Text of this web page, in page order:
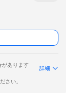
があります
詳細
さい。